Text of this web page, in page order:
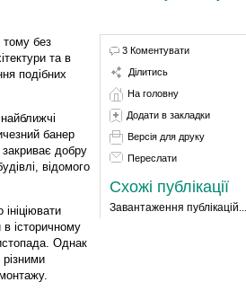
тому без
та в
подібних
банер
добру
відомого
історичному
Однак
3 Коментувати
Ділитись
На головну
Додати в закладки
Версія для друку
Переслати
Схожі публікації
Завантаження публікацій...